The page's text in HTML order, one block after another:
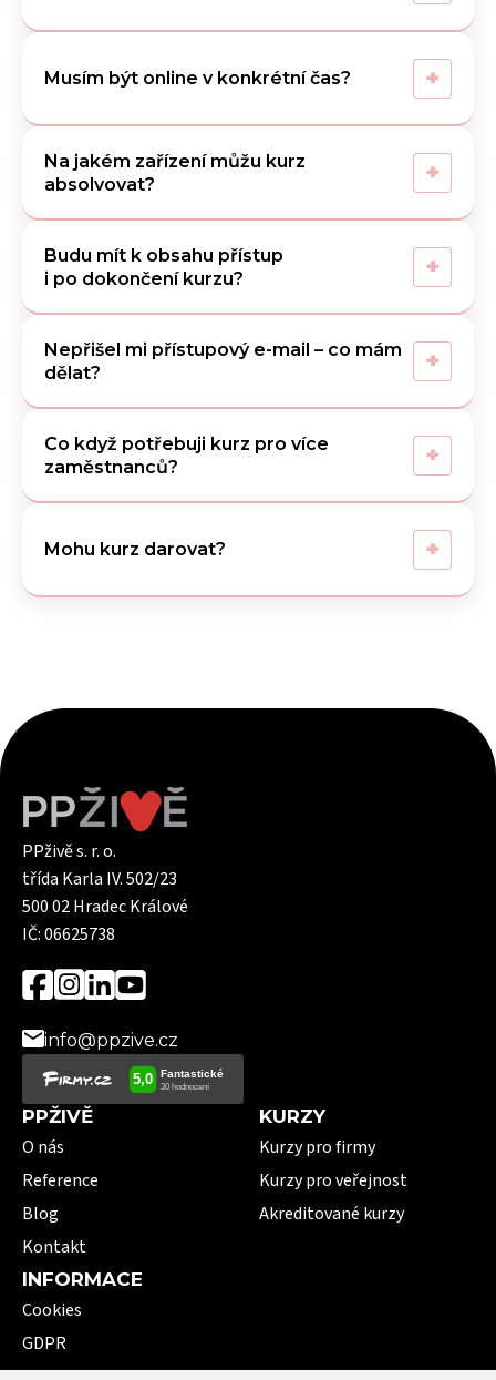
Musím být online v konkrétní čas? +
Na jakém zařízení můžu kurz
absolvovat?
+
Budu mít k obsahu přístup
i po dokončení kurzu?
+
Nepřišel mi přístupový e-mail – co mám
dělat?
+
Co když potřebuji kurz pro více
zaměstnanců?
+
Mohu kurz darovat? +
PPživě s. r. o.
třída Karla IV. 502/23
500 02 Hradec Králové
IČ: 06625738
info@ppzive.cz
PPŽIVĚ
O nás
Reference
Blog
Kontakt
KURZY
Kurzy pro firmy
Kurzy pro veřejnost
Akreditované kurzy
INFORMACE
Cookies
GDPR